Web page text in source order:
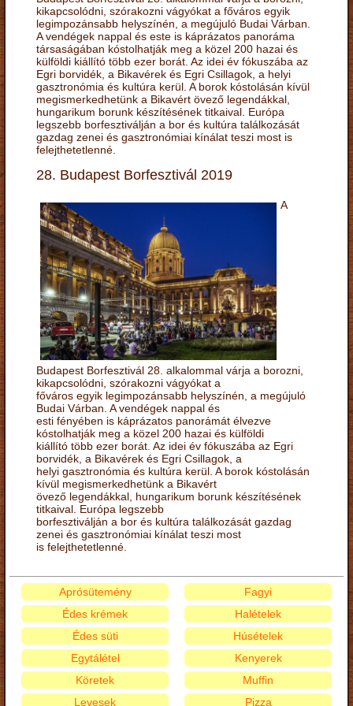
kikapcsolódni, szórakozni vágyókat a főváros egyik
legimpozánsabb helyszínén, a megújuló Budai Várban.
A vendégek nappal és este is káprázatos panoráma
társaságában kóstolhatják meg a közel 200 hazai és
külföldi kiállító több ezer borát. Az idei év fókuszába az
Egri borvidék, a Bikavérek és Egri Csillagok, a helyi
gasztronómia és kultúra kerül. A borok kóstolásán kívül
megismerkedhetünk a Bikavért övező legendákkal,
hungarikum borunk készítésének titkaival. Európa
legszebb borfesztiválján a bor és kultúra találkozását
gazdag zenei és gasztronómiai kínálat teszi most is
felejthetetlenné.
28. Budapest Borfesztivál 2019
A
Budapest Borfesztivál 28. alkalommal várja a borozni,
kikapcsolódni, szórakozni vágyókat a
főváros egyik legimpozánsabb helyszínén, a megújuló
Budai Várban. A vendégek nappal és
esti fényében is káprázatos panorámát élvezve
kóstolhatják meg a közel 200 hazai és külföldi
kiállító több ezer borát. Az idei év fókuszába az Egri
borvidék, a Bikavérek és Egri Csillagok, a
helyi gasztronómia és kultúra kerül. A borok kóstolásán
kívül megismerkedhetünk a Bikavért
övező legendákkal, hungarikum borunk készítésének
titkaival. Európa legszebb
borfesztiválján a bor és kultúra találkozását gazdag
zenei és gasztronómiai kínálat teszi most
is felejthetetlenné.
Aprósütemény
Édes krémek
Édes süti
Egytálétel
Fagyi
Halételek
Húsételek
Kenyerek
Köretek
Levesek
Muffin
Pizza